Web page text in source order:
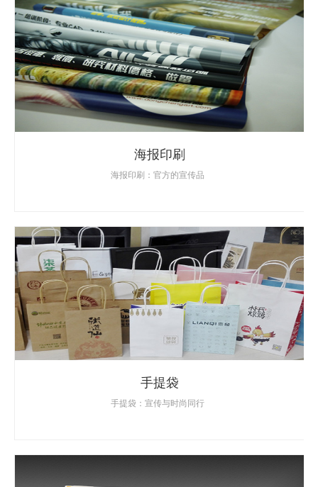
海报印刷
海报印刷：官方的宣传品
手提袋
手提袋：宣传与时尚同行